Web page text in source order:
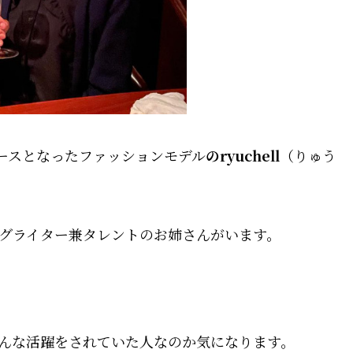
となったファッションモデルのryuchell （りゅう
イター兼タレントのお姉さんがいます。
活躍をされていた人なのか気になります。